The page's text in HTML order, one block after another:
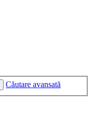
Căutare avansată